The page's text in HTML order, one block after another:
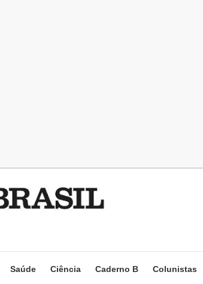
Saúde Ciência Caderno B Colunistas